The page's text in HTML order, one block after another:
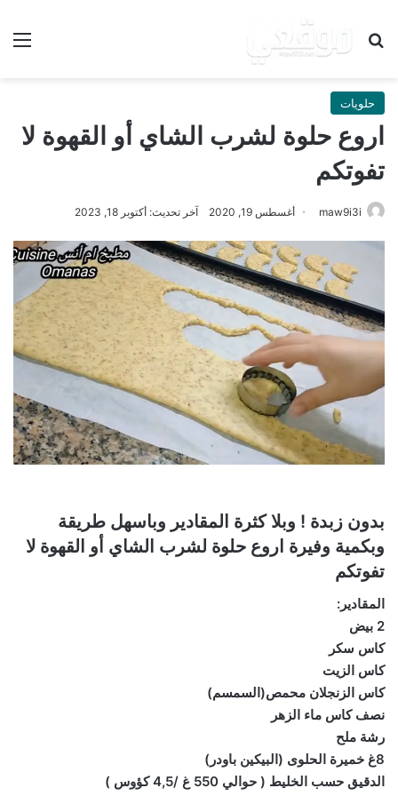
بحث عن
حلويات
اروع حلوة لشرب الشاي أو القهوة لا
تفوتكم
maw9i3i أغسطس 19, 2020 آخر تحديث: أكتوبر 18, 2023
بدون زبدة ! وبلا كثرة المقادير وباسهل طريقة
وبكمية وفيرة اروع حلوة لشرب الشاي أو القهوة لا
تفوتكم
المقادير:
2 بيض
كاس سكر
كاس الزيت
كاس الزنجلان محمص(السمسم)
نصف كاس ماء الزهر
رشة ملح
8غ خميرة الحلوى (البيكين باودر)
الدقيق حسب الخليط ( حوالي 550 غ /4,5 كؤوس )